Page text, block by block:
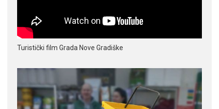
Turistički film Grada Nove Gradiške